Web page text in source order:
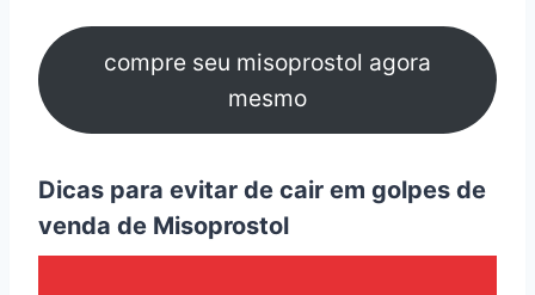
compre seu misoprostol agora
mesmo
Dicas para evitar de cair em golpes de
venda de Misoprostol